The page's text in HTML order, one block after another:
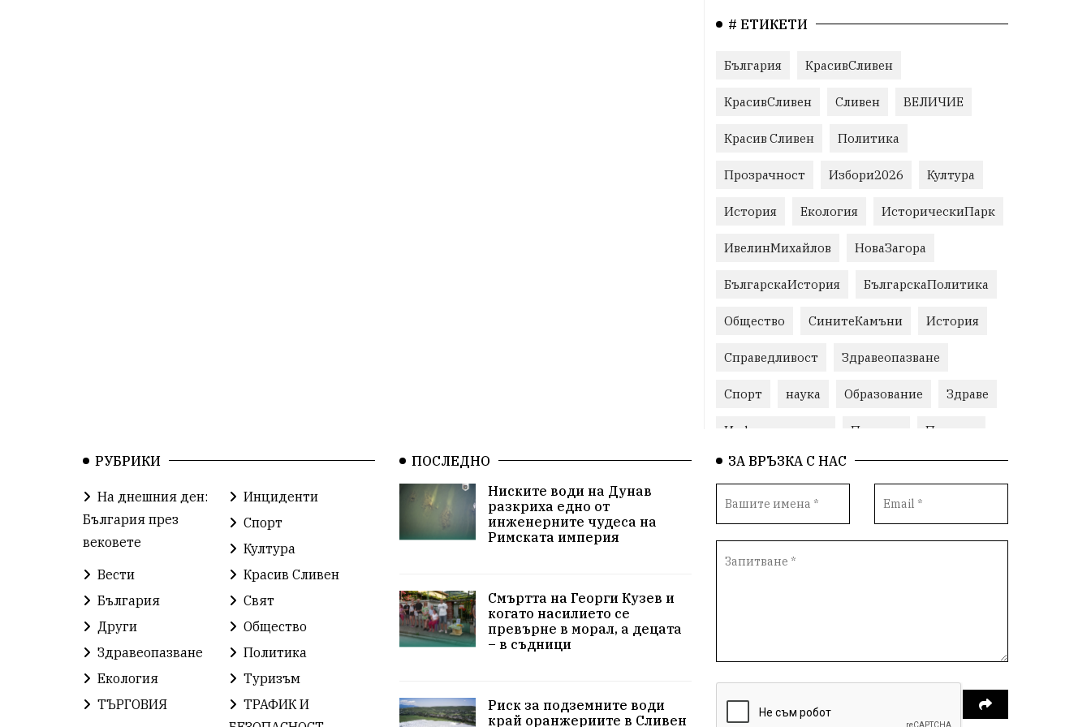
# ЕТИКЕТИ
България КрасивСливен
КрасивСливен Сливен ВЕЛИЧИЕ
Красив Сливен Политика
Прозрачност Избори2026 Култура
История Екология ИсторическиПарк
ИвелинМихайлов НоваЗагора
БългарскаИстория БългарскаПолитика
Общество СинитеКамъни История
Справедливост Здравеопазване
Спорт наука Образование Здраве
Инфраструктура Пеевски Протест
Свобода ИвелинМихайлов
ОбщинаСливен Карандила
ГражданскоОбщество РадостинВасилев
ОбщественИнтерес земеделие
ИсторияНаБългария Иновации САЩ
РУБРИКИ
На днешния ден:
България през
вековете
Инциденти
Спорт
Култура
Вести
Красив Сливен
България
Свят
Други
Общество
Здравеопазване
Политика
Екология
Туризъм
ТЪРГОВИЯ
ТРАФИК И
ПОСЛЕДНО
Ниските води на Дунав
разкриха едно от
инженерните чудеса на
Римската империя
Смъртта на Георги Кузев и
когато насилието се
превърне в морал, а децата
– в съдници
Риск за подземните води
край оранжериите в Сливен
ЗА ВРЪЗКА С НАС